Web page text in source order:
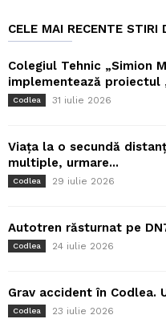
CELE MAI RECENTE STIRI
Colegiul Tehnic „Simion
implementează proiectul
Codlea 31 iulie 2026
Viața la o secundă
multiple, urmare...
Codlea 29 iulie 2026
Autotren răsturnat pe
Codlea 24 iulie 2026
Grav accident în Codlea.
Codlea 23 iulie 2026